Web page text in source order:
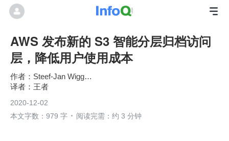
AWS 发布新的 S3 智能分层归档访问
层，降低用户使用成本
Steef-Jan Wiggers
王者
2020-12-02
本文字数：979 字
阅读完需：约 3 分钟